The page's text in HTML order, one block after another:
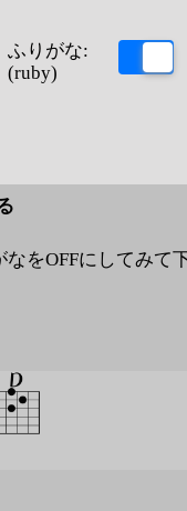
ふりがな:
(ruby)
をOFFにしてみて